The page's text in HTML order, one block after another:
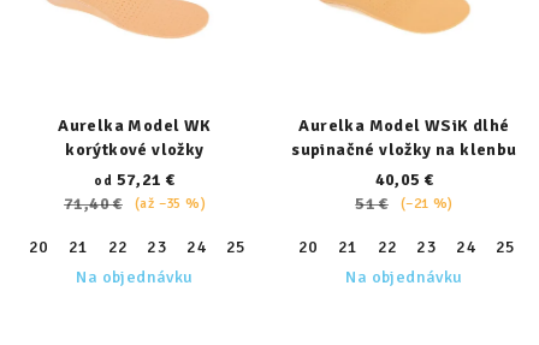
Aurelka Model WK
korýtkové vložky
od 57,21 €
71,40 €
(až –35 %)
20 21 22 23 24 25 27 28 29 30 31
32
Na objednávku
Aurelka Model WSiK dlhé
supinačné vložky na klenbu
40,05 €
51 €
(–21 %)
20 21 22 23 24 25
Na objednávku